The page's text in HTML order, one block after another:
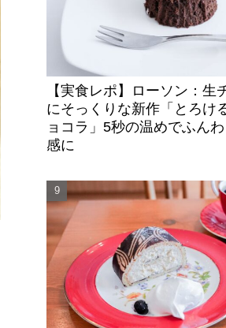
【実食レポ】ローソン：生
にそっくりな新作「とろけ
ョコラ」5秒の温めでふん
感に